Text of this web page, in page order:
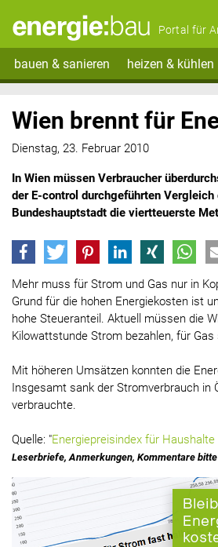
Portal für
bauen & sanieren heizen & kühlen
Wien brennt für
Dienstag, 23. Februar 2010
In Wien müssen Verbraucher
der E-control durchgeführten
Bundeshauptstadt die viertteuerste
Mehr muss für Strom und Gas nur in
Grund für die hohen Energiekosten ist
hohe Steueranteil. Aktuell müssen die
Kilowattstunde Strom bezahlen, für Gas
Mit höheren Umsätzen konnten die
Insgesamt sank der Stromverbrauch in
verbrauchte.
Quelle: "Energiepreisindex für Haushalte
Leserbriefe, Anmerkungen, Kommentare